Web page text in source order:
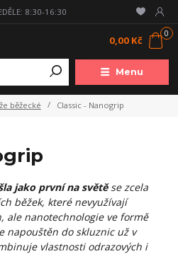
Menu
8:30-16:30
0
0,00 Kč
běžecké Classic - Nanogrip
jako první na světěse zcela
běžek, které nevyužívají
ale nanotechnologie ve formě
napouštěn do skluznic už v
vlastnosti odrazových i